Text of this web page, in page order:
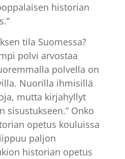
historian
tila Suomessa?
polvi arvostaa
polvella on
Nuorilla ihmisillä
mutta kirjahyllyt
sisustukseen.” Onko
opetus kouluissa
paljon
historian opetus